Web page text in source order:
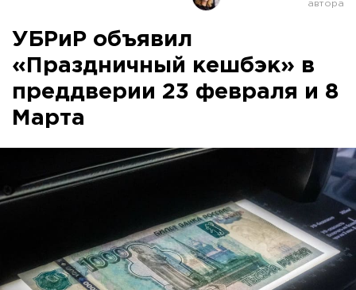
УБРиР объявил
«Праздничный кешбэк» в
преддверии 23 февраля и 8
Марта